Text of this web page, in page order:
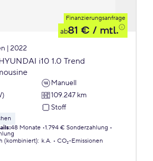
Finanzierungsanfrage
ab81 € / mtl.
| 2022
i10 1.0 Trend
Manuell
109.247 km
Stoff
:48 Monate 1.794 € Sonderzahlung
(kombiniert): k.A.
CO₂-Emissionen